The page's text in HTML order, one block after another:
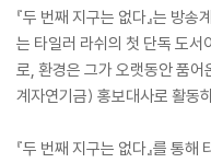
『두 번째 지구는 없다』는 방송
는 타일러 라쉬의 첫 단독 도서
로, 환경은 그가 오랫동안 품
계자연기금) 홍보대사로 활동
『두 번째 지구는 없다』를 통